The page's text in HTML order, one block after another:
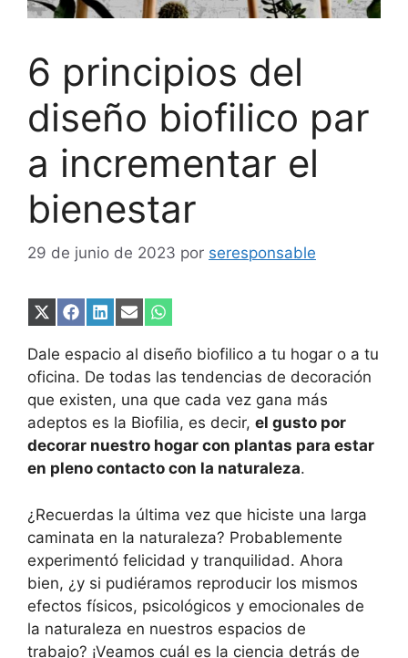
6 principios del
diseño biofilico par
a incrementar el
bienestar
29 de junio de 2023 por seresponsable
Compartir
X
(Twitter)
Compartir
Facebook
Compartir
LinkedIn
Compartir
Email
Compartir
WhatsApp
Dale espacio al diseño biofilico a tu hogar o a tu
oficina. De todas las tendencias de decoración
que existen, una que cada vez gana más
adeptos es la Biofilia, es decir, el gusto por
decorar nuestro hogar con plantas para estar
en pleno contacto con la naturaleza.
¿Recuerdas la última vez que hiciste una larga
caminata en la naturaleza? Probablemente
experimentó felicidad y tranquilidad. Ahora
bien, ¿y si pudiéramos reproducir los mismos
efectos físicos, psicológicos y emocionales de
la naturaleza en nuestros espacios de
trabajo? ¡Veamos cuál es la ciencia detrás de